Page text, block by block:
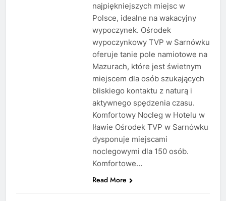
najpiękniejszych miejsc w
Polsce, idealne na wakacyjny
wypoczynek. Ośrodek
wypoczynkowy TVP w Sarnówku
oferuje tanie pole namiotowe na
Mazurach, które jest świetnym
miejscem dla osób szukających
bliskiego kontaktu z naturą i
aktywnego spędzenia czasu.
Komfortowy Nocleg w Hotelu w
Iławie Ośrodek TVP w Sarnówku
dysponuje miejscami
noclegowymi dla 150 osób.
Komfortowe…
Read More